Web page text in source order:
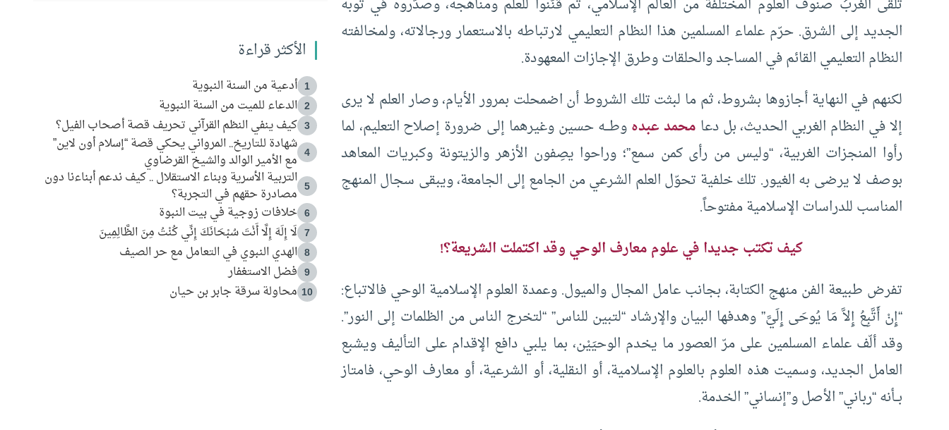
تلقى الغربُ صنوف العلوم المختلفة من العالم الإسلامي، ثم قنّنوا للعلم ومناهجه، وصدّروه في ثوبه
الجديد إلى الشرق. حرّم علماء المسلمين هذا النظام التعليمي لارتباطه بالاستعمار ورجالاته، ولمخالفته
النظام التعليمي القائم في المساجد والحلقات وطرق الإجازات المعهودة.
لكنهم في النهاية أجازوها بشروط، ثم ما لبثت تلك الشروط أن اضمحلت بمرور الأيام، وصار العلم لا يرى
إلا في النظام الغربي الحديث، بل دعا محمد عبدهوطـــه حسين وغيرهما إلى ضرورة إصلاح التعليم، لما
رأوا المنجزات الغربية، “وليس من رأى كمن سمع”؛ وراحوا يصِفون الأزهر والزيتونة وكبريات المعاهد
بوصف لا يرضى به الغيور. تلك خلفية تحوّل العلم الشرعي من الجامع إلى الجامعة، ويبقى سجال المنهج
المناسب للدراسات الإسلامية مفتوحاً.
كيف تكتب جديدا في علوم معارف الوحي وقد اكتملت الشريعة؟!
تفرض طبيعة الفن منهج الكتابة، بجانب عامل المجال والميول. وعمدة العلوم الإسلامية الوحي فالاتباع:
“إِنْ أَتَّبِعُ إِلاَّ مَا يُوحَى إِلَيَّ” وهدفها البيان والإرشاد “لتبين للناس” “لتخرج الناس من الظلمات إلى النور”.
وقد ألّف علماء المسلمين على مرّ العصور ما يخدم الوحيَيْن، بما يلبي دافع الإقدام على التأليف ويشبع
العامل الجديد، وسميت هذه العلوم بالعلوم الإسلامية، أو النقلية، أو الشرعية، أو معارف الوحي، فامتاز
بــأنه “رباني” الأصل و”إنساني” الخدمة.
الأكثر قراءة
1 أدعية من السنة النبوية
2 الدعاء للميت من السنة النبوية
3 كيف ينفي النظم القرآني تحريف قصة أصحاب الفيل؟
4
شهادة للتاريخ.. المرواني يحكي قصة “إسلام أون لاين”
مع الأمير الوالد والشيخ القرضاوي
5
التربية الأسرية وبناء الاستقلال .. كيف ندعم أبناءنا دون
مصادرة حقهم في التجربة؟
6 خلافات زوجية في بيت النبوة
7 لَا إِلَهَ إِلَّا أَنْتَ سُبْحَانَكَ إِنِّي كُنْتُ مِنَ الظَّالِمِينَ
8 الهدي النبوي في التعامل مع حر الصيف
9 فضل الاستغفار
10 محاولة سرقة جابر بن حيان